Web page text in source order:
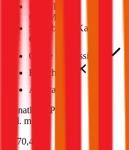
Haftpflicht
€ 35 Mio.
Selbstbehalt Kasko
€ 500
Grobe Fahrlässigkeit
Freischaden
Assistance
Monatliche Prämie
inkl. mVSt.
€ 170,41